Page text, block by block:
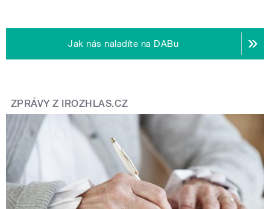
Jak nás naladíte na DABu
ZPRÁVY Z IROZHLAS.CZ